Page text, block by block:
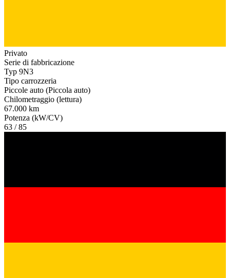
Privato
Serie di fabbricazione
Typ 9N3
Tipo carrozzeria
Piccole auto (Piccola auto)
Chilometraggio (lettura)
67.000 km
Potenza (kW/CV)
63 / 85